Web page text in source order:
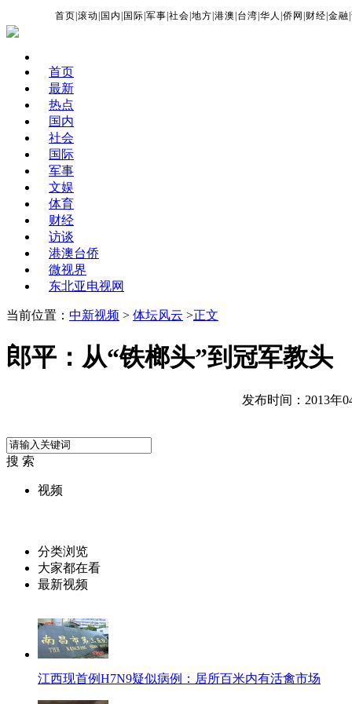
首页 |滚动 国内 国际 |军事 |社会 |地方 |港澳 台湾 |华人 |侨网 财经 |金融 |
首页
最新
热点
国内
社会
国际
军事
文娱
体育
财经
访谈
港澳台侨
微视界
东北亚电视网
当前位置： 中新视频 > 体坛风云 >正文
郎平：从“铁榔头”到冠军教头
发布时间：2013年
搜 索
视频
分类浏览
大家都在看
最新视频
江西现首例H7N9疑似病例：居所百米内有活禽市场